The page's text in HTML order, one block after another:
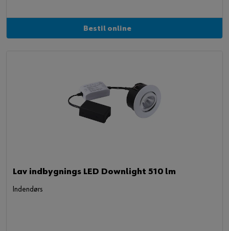
Bestil online
Lav indbygnings LED Downlight 510 lm
Indendørs